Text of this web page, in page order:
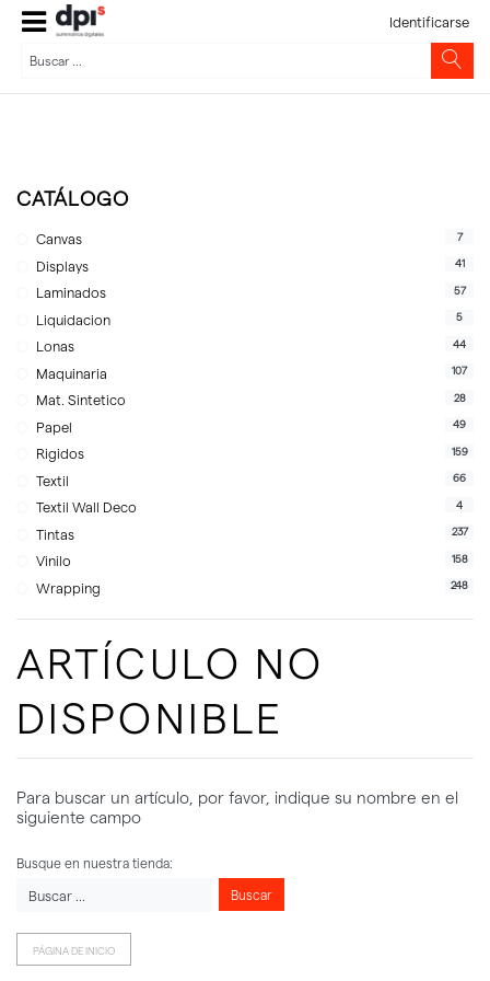
Identificarse
CATÁLOGO
Canvas 7
Displays 41
Laminados 57
Liquidacion 5
Lonas 44
Maquinaria 107
Mat. Sintetico 28
Papel 49
Rigidos 159
Textil 66
Textil Wall Deco 4
Tintas 237
Vinilo 158
Wrapping 248
ARTÍCULO NO
DISPONIBLE
Para buscar un artículo, por favor, indique su nombre en el
siguiente campo
Busque en nuestra tienda:
Buscar
PÁGINA DE INICIO